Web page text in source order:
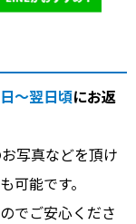
～翌日頃にお返
写真などを頂け
可能です。
でご安心くださ